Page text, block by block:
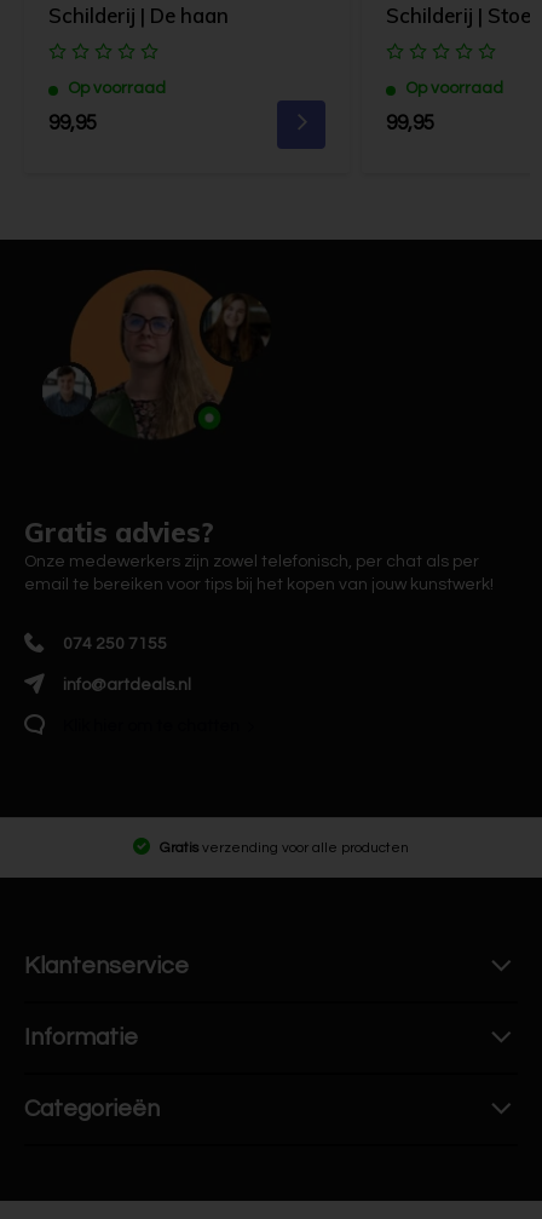
Schilderij | De haan
Op voorraad
99,95
Schilderij |
Op voorraad
99,95
Gratis advies?
Onze medewerkers zijn zowel telefonisch, per chat als per
email te bereiken voor tips bij het kopen van jouw kunstwerk!
074 250 7155
info@artdeals.nl
Gratis verzending voor alle producten
Klantenservice
Informatie
Categorieën